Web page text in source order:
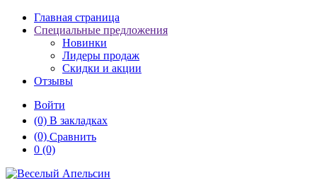
Главная страница
Специальные предложения
Новинки
Лидеры продаж
Скидки и акции
Отзывы
Войти
(0) В закладках
(0) Сравнить
0 (0)